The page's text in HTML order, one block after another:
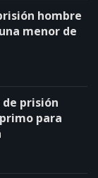
hombre
menor de
de prisión
para